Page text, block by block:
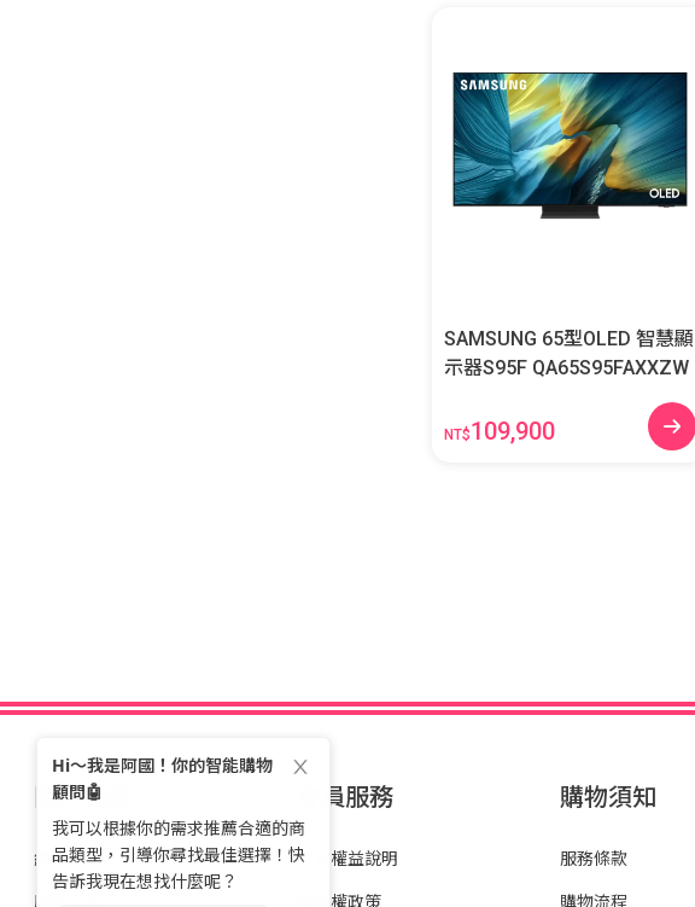
SAMSUNG 65型OLED 智慧顯
示器S95F QA65S95FAXXZW
NT$109,900
關於全國
經營理念
歷史沿革
會員服務
會員權益說明
隱私權政策
購物須知
服務條款
購物流程